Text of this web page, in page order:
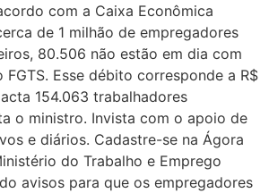
com a Caixa Econômica
de 1 milhão de empregadores
80.506 não estão em dia com
Esse débito corresponde a R$
154.063 trabalhadores
o ministro. Invista com o apoio de
e diários. Cadastre-se na Ágora
do Trabalho e Emprego
avisos para que os empregadores